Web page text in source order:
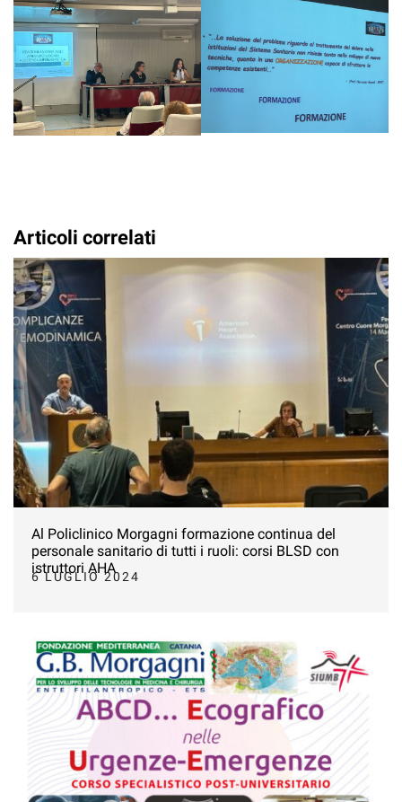
Articoli correlati
Al Policlinico Morgagni formazione continua del
personale sanitario di tutti i ruoli: corsi BLSD con
istruttori AHA
6 LUGLIO 2024